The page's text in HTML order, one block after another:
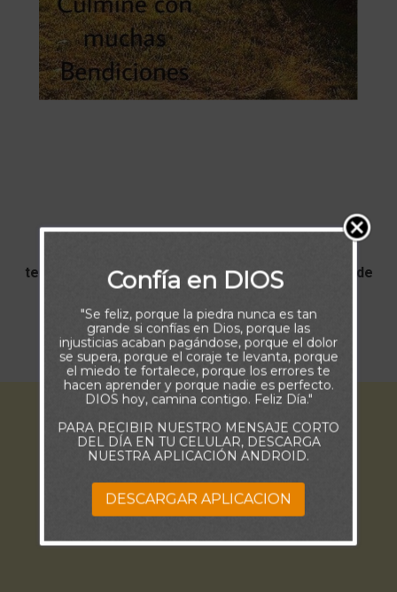
Que comience tu día con rayos de esperanza y
temine con muchas bendiciones, guiado siempre de
Feliz y Bendecido día
Confía en DIOS
"Se feliz, porque la piedra nunca es tan
grande si confías en Dios, porque las
injusticias acaban pagándose, porque el dolor
se supera, porque el coraje te levanta, porque
el miedo te fortalece, porque los errores te
hacen aprender y porque nadie es perfecto.
DIOS hoy, camina contigo. Feliz Día."
PARA RECIBIR NUESTRO MENSAJE CORTO
DEL DÍA EN TU CELULAR, DESCARGA
NUESTRA APLICACIÓN ANDROID.
DESCARGAR APLICACION